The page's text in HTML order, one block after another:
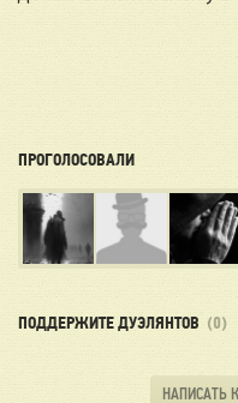
ПРОГОЛОСОВАЛИ
ПОДДЕРЖИТЕ ДУЭЛЯНТОВ (0)
НАПИСАТЬ